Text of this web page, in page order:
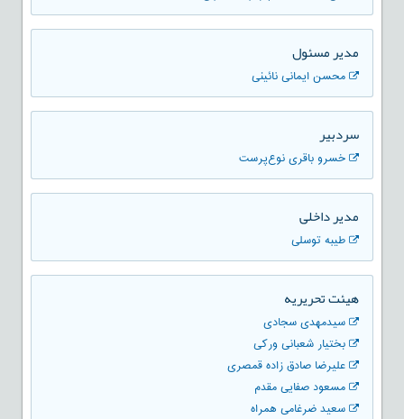
مدير مسئول
محسن ایمانی نائینی
سردبیر
خسرو باقری نوع‌پرست
مدیر داخلی
طیبه توسلی
هیئت تحریریه
سیدمهدی سجادی
بختیار شعبانی ورکی
علیرضا صادق زاده قمصری
مسعود صفایی مقدم
سعید ضرغامی همراه